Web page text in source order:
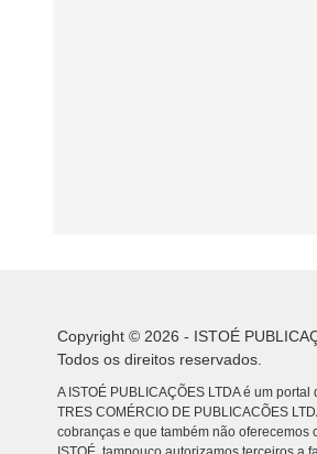
Copyright © 2026 - ISTOÉ
Todos os direitos reservados.
A ISTOÉ PUBLICAÇÕES LTDA é um
TRES COMÉRCIO DE PUBLICACÕES
cobranças e que também não